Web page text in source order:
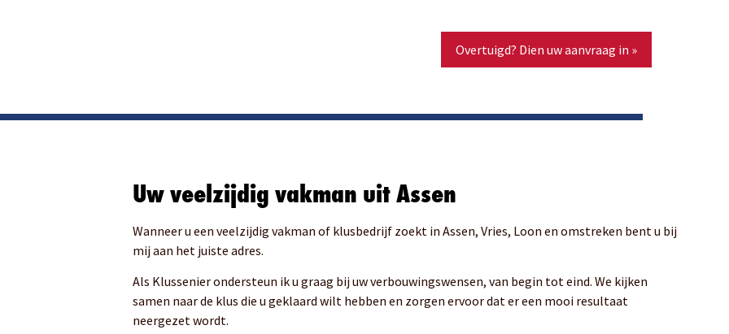
Overtuigd? Dien uw aanvraag in »
Uw veelzijdig vakman uit Assen
Wanneer u een veelzijdig vakman of klusbedrijf zoekt in Assen, Vries, Loon en omstreken bent u bij
mij aan het juiste adres.
Als Klussenier ondersteun ik u graag bij uw verbouwingswensen, van begin tot eind. We kijken
samen naar de klus die u geklaard wilt hebben en zorgen ervoor dat er een mooi resultaat
neergezet wordt.